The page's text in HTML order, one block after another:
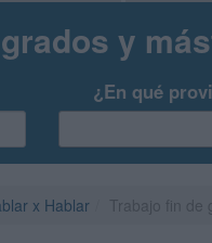
y
¿En qué
x Hablar